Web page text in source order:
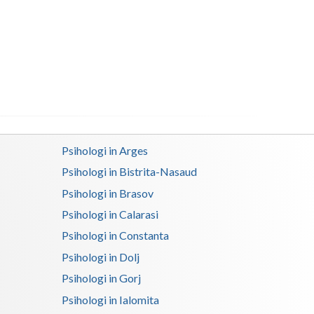
Covasna
Dambovita
Galati
Giurgiu
Gorj
Psihologi in Arges
Psihologi in Bistrita-Nasaud
Psihologi in Brasov
Psihologi in Calarasi
Psihologi in Constanta
Psihologi in Dolj
Psihologi in Gorj
Psihologi in Ialomita